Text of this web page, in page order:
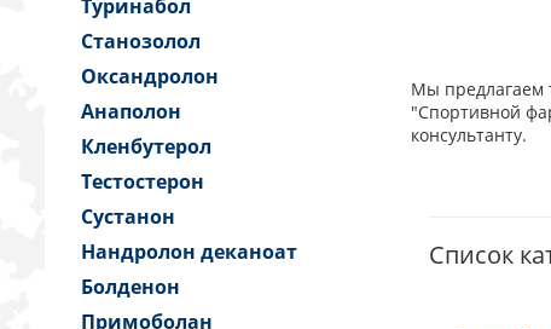
Туринабол
Станозолол
Оксандролон
Анаполон
Кленбутерол
Тестостерон
Сустанон
Нандролон деканоат
Болденон
Примоболан
Мы предлагаем
"Спортивной
консультанту.
Список